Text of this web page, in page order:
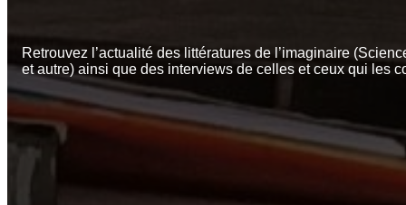
Retrouvez l’actualité des littératures de l’imaginaire
et autre) ainsi que des interviews de celles et ceux qui les